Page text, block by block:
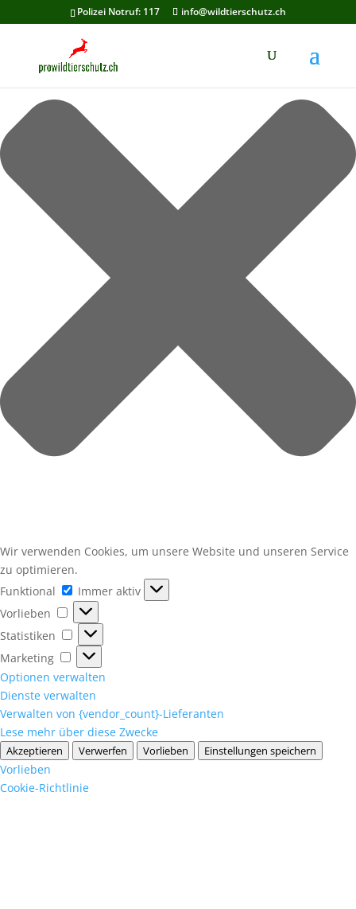
Cookie-Zustimmung verwalten
Wir verwenden Cookies, um unsere Website und unseren Service
zu optimieren.
Funktional
Funktional
Immer aktiv
Vorlieben
Vorlieben
Statistiken
Statistiken
Marketing
Marketing
Optionen verwalten
Dienste verwalten
Verwalten von {vendor_count}-Lieferanten
Lese mehr über diese Zwecke
Akzeptieren Verwerfen Vorlieben Einstellungen speichern
Vorlieben
Cookie-Richtlinie
Polizei Notruf: 117 info@wildtierschutz.ch